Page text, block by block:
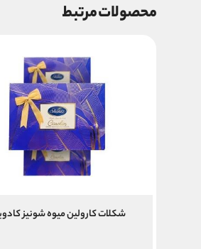
محصولات مرتبط
شکلات کارولین میوه شونیز